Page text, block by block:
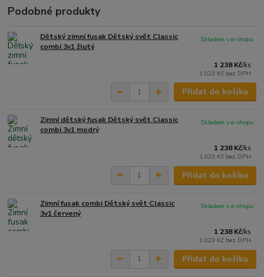
Podobné produkty
Dětský zimní fusak Dětský svět Classic
combi 3v1 žlutý
1 238 Kč/ks
1 023 Kč bez DPH
Skladem v e-shopu
Přidat do košíku
Zimní dětský fusak Dětský svět Classic
combi 3v1 modrý
1 238 Kč/ks
1 023 Kč bez DPH
Skladem v e-shopu
Přidat do košíku
Zimní fusak combi Dětský svět Classic
3v1 červený
1 238 Kč/ks
1 023 Kč bez DPH
Skladem v e-shopu
Přidat do košíku